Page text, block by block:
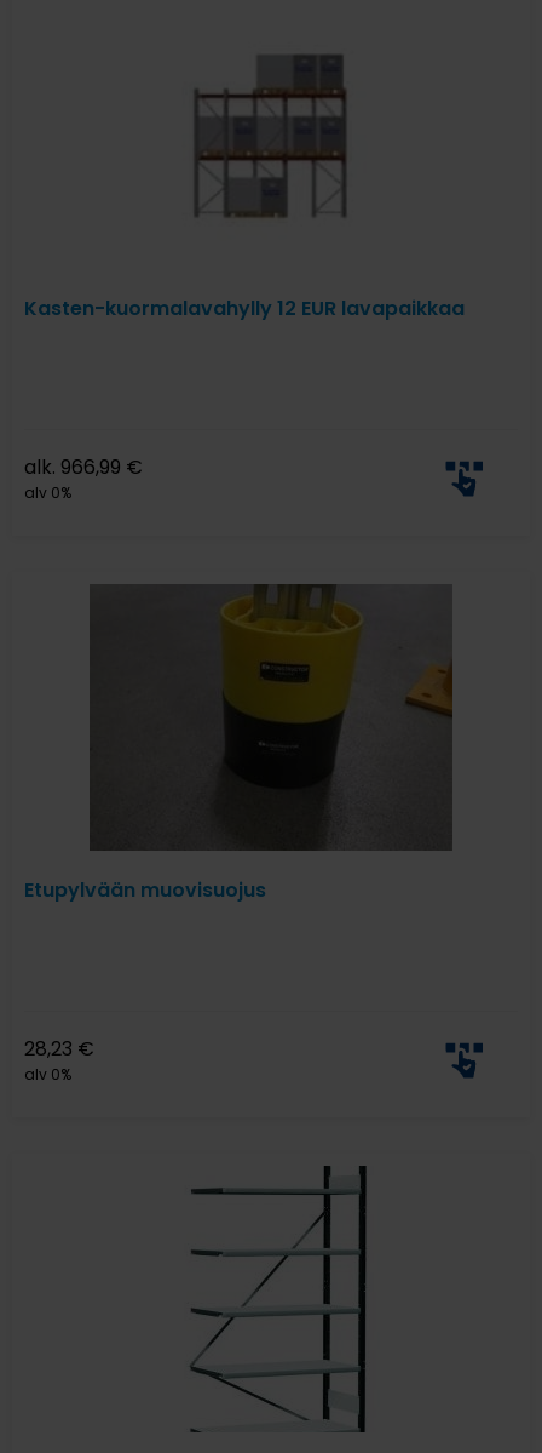
Kasten-kuormalavahylly 12 EUR lavapaikkaa
alk. 966,99 €
alv 0%
Etupylvään muovisuojus
28,23 €
alv 0%